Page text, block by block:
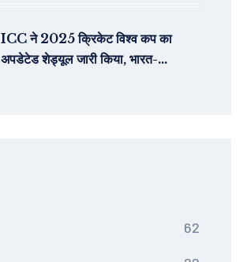
ICC ने 2025 क्रिकेट विश्व कप का
अपडेटेड शेड्यूल जारी किया, भारत-
62